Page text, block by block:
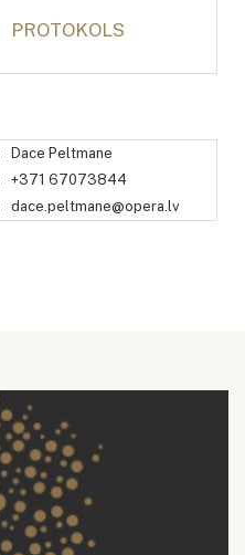
PROTOKOLS
Dace Peltmane
+371 67073844
dace.peltmane@opera.lv